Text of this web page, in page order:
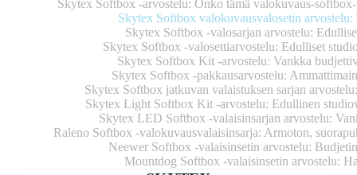
Skytex Softbox -arvostelu: Onko tämä valokuvaus-
Skytex Softbox valokuvausvalosetin
Skytex Softbox -valosarjan arvostelu:
Skytex Softbox -valosettiarvostelu: Edulliset
Skytex Softbox Kit -arvostelu: Vankka
Skytex Softbox -pakkausarvostelu:
Skytex Softbox jatkuvan valaistuksen sarjan
Skytex Light Softbox Kit -arvostelu: Edullinen
Skytex LED Softbox -valaisinsarjan arvostelu:
Raleno Softbox -valokuvausvalaisinsarja: Armoton,
Neewer Softbox -valaisinsetin arvostelu:
Mountdog Softbox -valaisinsetin arvostelu: